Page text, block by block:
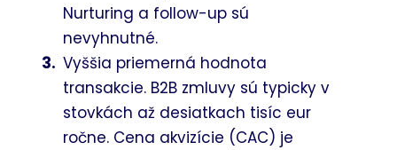
Nurturing a follow-up sú
nevyhnutné.
Vyššia priemerná hodnota
transakcie. B2B zmluvy sú typicky v
stovkách až desiatkach tisíc eur
ročne. Cena akvizície (CAC) je